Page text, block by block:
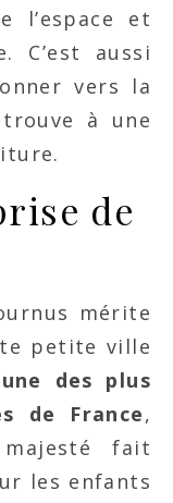
l’espace et
C’est aussi
vers la
à une
de
mérite
petite ville
des plus
de France,
fait
les enfants